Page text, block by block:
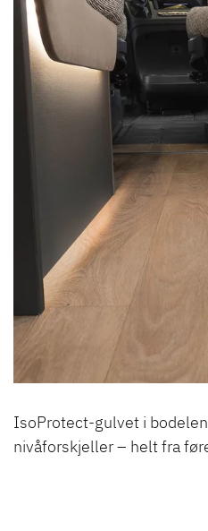
IsoProtect-gulvet i
nivåforskjeller – helt fra